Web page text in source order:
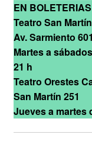
EN
Teatro San Martín
Av. Sarmiento 601
Martes a
21 h
Teatro Orestes
San Martín 251
Jueves a martes